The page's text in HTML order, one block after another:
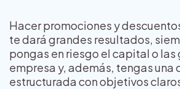
Hacer promociones y
te dará grandes resultados,
pongas en riesgo el capital o las
empresa y, además, tengas una
estructurada con objetivos